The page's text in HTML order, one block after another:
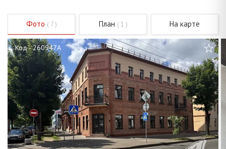
Фото ( 7 ) План ( 1 ) На карте
Код - 260947A